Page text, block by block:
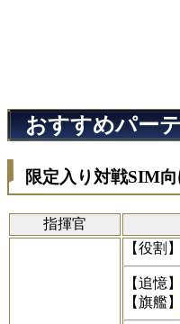
おすすめパー
限定入り対戦SIM
指揮官
【役割
【追憶】
【旗艦】